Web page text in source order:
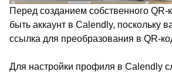
Перед созданием собственного QR-
быть аккаунт в Calendly, поскольку
ссылка для преобразования в QR-
Для настройки профиля в Calendly